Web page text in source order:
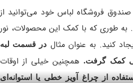
صندوق فروشگاه لباس خود می‌توانید از
طوری که با کمک این محصولات، نور
کنید. به عنوان مثال در قسمت لبه
کمک گرفت.همچنین خیلی از اوقات
از چراغ آویز خطی یا استوانه‌ای